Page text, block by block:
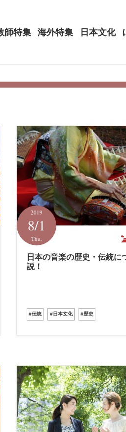
師特集 海外特集 日本文化
2019
8/1
Thu.
日本の音楽の歴史・伝統に
説！
#伝統 #日本文化 #歴史